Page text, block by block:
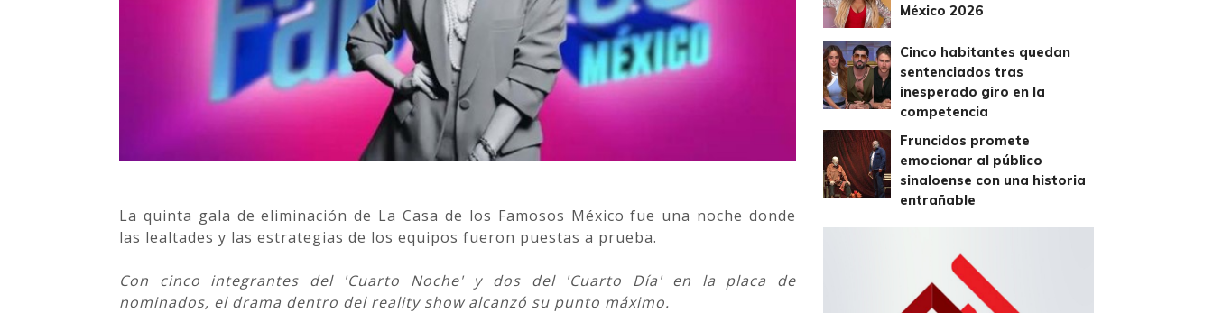
La quinta gala de eliminación de La Casa de los Famosos México fue una noche donde
las lealtades y las estrategias de los equipos fueron puestas a prueba.
Con cinco integrantes del 'Cuarto Noche' y dos del 'Cuarto Día' en la placa de
nominados, el drama dentro del reality show alcanzó su punto máximo.
México 2026
Cinco habitantes quedan
sentenciados tras
inesperado giro en la
competencia
Fruncidos promete
emocionar al público
sinaloense con una historia
entrañable